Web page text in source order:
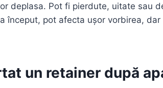
deplasa. Pot fi pierdute, uitate sau
început, pot afecta ușor vorbirea,
un retainer după